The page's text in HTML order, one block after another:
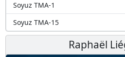
Soyuz TMA-1
Soyuz TMA-15
Raphaël